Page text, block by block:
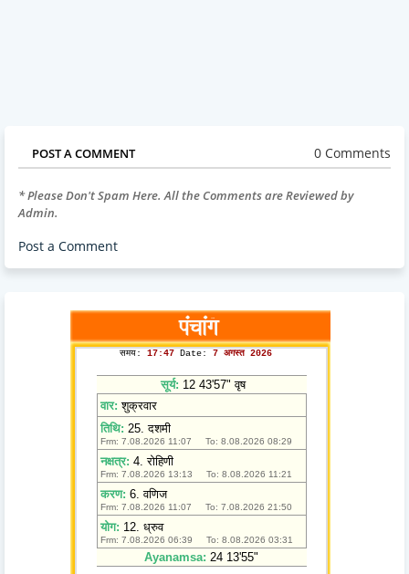
POST A COMMENT 0 Comments
* Please Don't Spam Here. All the Comments are Reviewed by
Admin.
Post a Comment